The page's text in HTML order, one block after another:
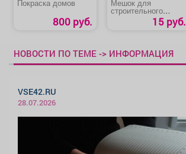
Покраска домов
800 руб.
Мешок для
строительного
мусора 15 руб.
НОВОСТИ ПО ТЕМЕ -> ИНФОРМАЦИЯ
VSE42.RU
28.07.2026